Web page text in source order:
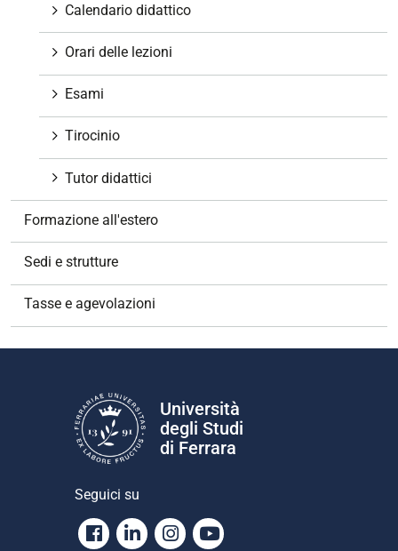
Calendario didattico
Orari delle lezioni
Esami
Tirocinio
Tutor didattici
Formazione all'estero
Sedi e strutture
Tasse e agevolazioni
Università
degli Studi
di Ferrara
Seguici su
Facebook
LinkedinInstagram
Youtube